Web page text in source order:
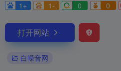
1+
1- 0 0
打开网站
白噪音网